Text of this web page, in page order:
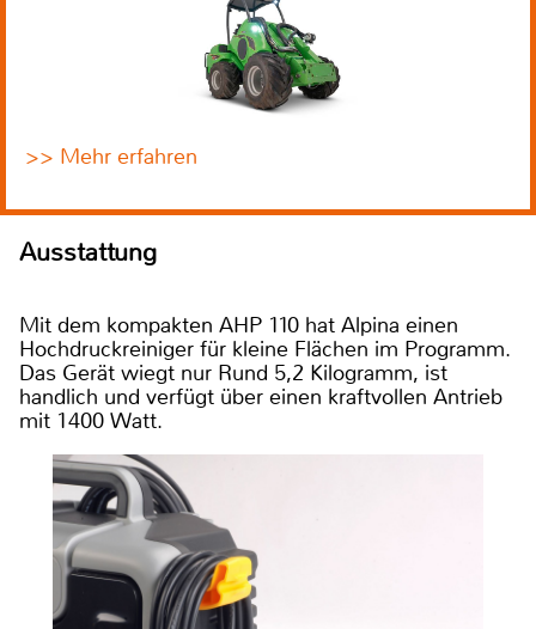
>> Mehr erfahren
Ausstattung
Mit dem kompakten AHP 110 hat Alpina einen
Hochdruckreiniger für kleine Flächen im Programm.
Das Gerät wiegt nur Rund 5,2 Kilogramm, ist
handlich und verfügt über einen kraftvollen Antrieb
mit 1400 Watt.